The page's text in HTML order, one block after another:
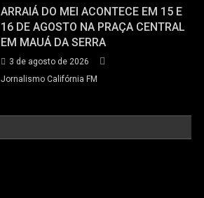
ARRAIÁ DO MEI ACONTECE EM 15 E
16 DE AGOSTO NA PRAÇA CENTRAL
EM MAUÁ DA SERRA
3 de agosto de 2026
Jornalismo Califórnia FM